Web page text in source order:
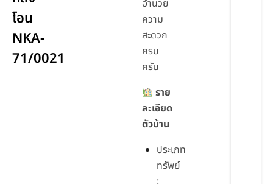
โอน
NKA-
71/0021
อำนวย
ความ
สะดวก
ครบ
ครัน
ราย
ละเอียด
ตัวบ้าน
ประเภท
ทรัพย์